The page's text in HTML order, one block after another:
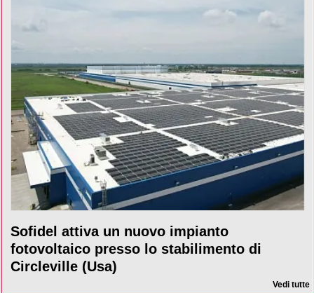
Sofidel attiva un nuovo impianto
fotovoltaico presso lo stabilimento di
Circleville (Usa)
Vedi tutte